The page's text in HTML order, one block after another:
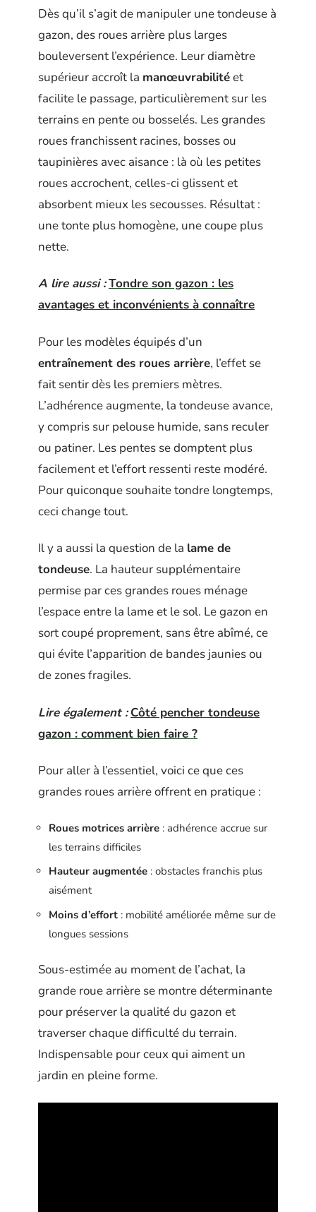
Dès qu’il s’agit de manipuler une tondeuse à
gazon, des roues arrière plus larges
bouleversent l’expérience. Leur diamètre
supérieur accroît la manœuvrabilitéet
facilite le passage, particulièrement sur les
terrains en pente ou bosselés. Les grandes
roues franchissent racines, bosses ou
taupinières avec aisance : là où les petites
roues accrochent, celles-ci glissent et
absorbent mieux les secousses. Résultat :
une tonte plus homogène, une coupe plus
nette.
A lire aussi :Tondre son gazon : les
avantages et inconvénients à connaître
Pour les modèles équipés d’un
entraînement des roues arrière, l’effet se
fait sentir dès les premiers mètres.
L’adhérence augmente, la tondeuse avance,
y compris sur pelouse humide, sans reculer
ou patiner. Les pentes se domptent plus
facilement et l’effort ressenti reste modéré.
Pour quiconque souhaite tondre longtemps,
ceci change tout.
Il y a aussi la question de la lame de
tondeuse. La hauteur supplémentaire
permise par ces grandes roues ménage
l’espace entre la lame et le sol. Le gazon en
sort coupé proprement, sans être abîmé, ce
qui évite l’apparition de bandes jaunies ou
de zones fragiles.
Lire également : Côté pencher tondeuse
gazon : comment bien faire ?
Pour aller à l’essentiel, voici ce que ces
grandes roues arrière offrent en pratique :
Roues motrices arrière : adhérence accrue sur
les terrains difficiles
Hauteur augmentée : obstacles franchis plus
aisément
Moins d’effort : mobilité améliorée même sur de
longues sessions
Sous-estimée au moment de l’achat, la
grande roue arrière se montre déterminante
pour préserver la qualité du gazon et
traverser chaque difficulté du terrain.
Indispensable pour ceux qui aiment un
jardin en pleine forme.